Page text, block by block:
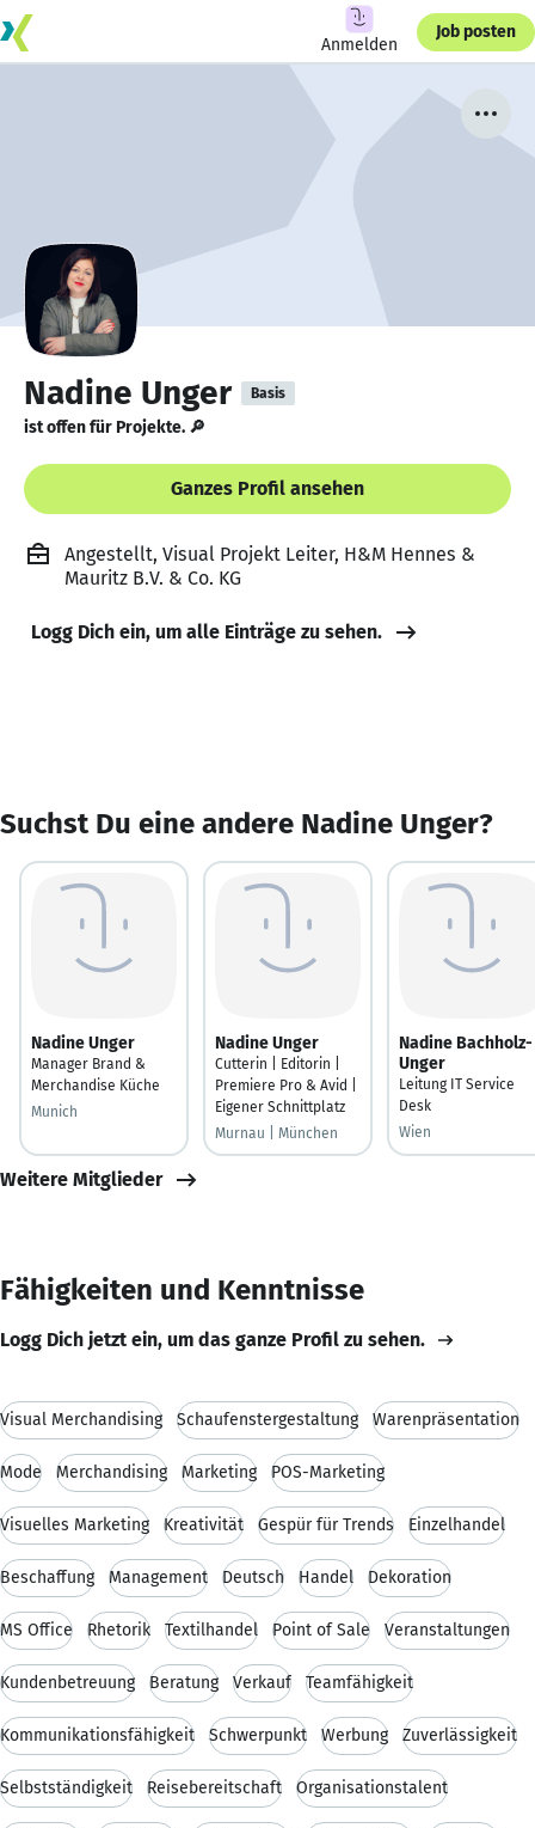
Anmelden
Job posten
Nadine Unger Basis
ist offen für Projekte. 🔎
Ganzes Profil ansehen
Angestellt, Visual Projekt Leiter, H&M Hennes &
Mauritz B.V. & Co. KG
Logg Dich ein, um alle Einträge zu sehen.
Suchst Du eine andere Nadine Unger?
Nadine Unger
Manager Brand &
Merchandise Küche
Munich
Nadine Unger
Cutterin | Editorin |
Premiere Pro & Avid |
Eigener Schnittplatz
Murnau | München
Nadine Bachholz-
Unger
Leitung IT Service
Desk
Wien
Weitere Mitglieder
Fähigkeiten und Kenntnisse
Logg Dich jetzt ein, um das ganze Profil zu sehen.
Visual Merchandising Schaufenstergestaltung Warenpräsentation
Mode Merchandising Marketing POS-Marketing
Visuelles Marketing Kreativität Gespür für Trends Einzelhandel
Beschaffung Management Deutsch Handel Dekoration
MS Office Rhetorik Textilhandel Point of Sale Veranstaltungen
Kundenbetreuung Beratung Verkauf Teamfähigkeit
Kommunikationsfähigkeit Schwerpunkt Werbung Zuverlässigkeit
Selbstständigkeit Reisebereitschaft Organisationstalent